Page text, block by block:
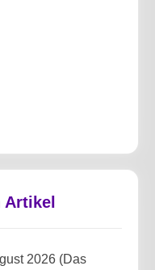
Artikel
2026 (Das